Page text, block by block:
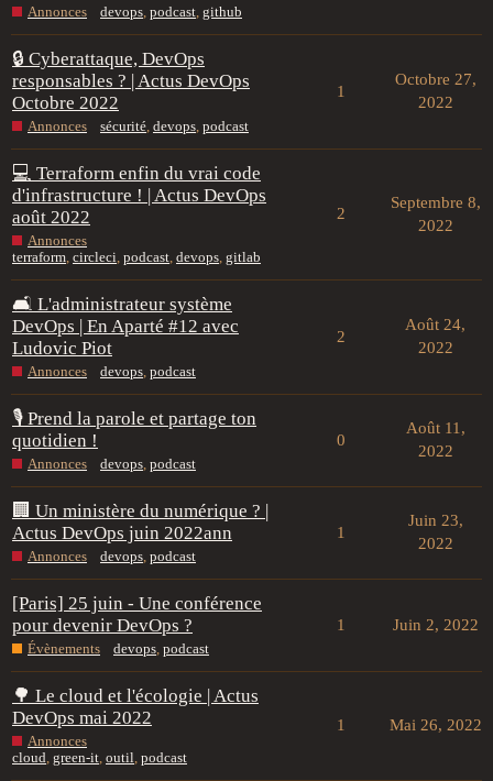
Annonces devops, podcast, github
🔒 Cyberattaque, DevOps
responsables ? | Actus DevOps
Octobre 2022
Annonces sécurité, devops, podcast
1
Octobre 27,
2022
💻 Terraform enfin du vrai code
d'infrastructure ! | Actus DevOps
août 2022
Annonces
terraform, circleci, podcast, devops, gitlab
2
Septembre 8,
2022
🛋️ L'administrateur système
DevOps | En Aparté #12 avec
Ludovic Piot
Annonces devops, podcast
2
Août 24,
2022
🎙️ Prend la parole et partage ton
quotidien !
Annonces devops, podcast
0
Août 11,
2022
🏢 Un ministère du numérique ? |
Actus DevOps juin 2022ann
Annonces devops, podcast
1
Juin 23,
2022
[Paris] 25 juin - Une conférence
pour devenir DevOps ?
Évènements devops, podcast
1 Juin 2, 2022
🌳 Le cloud et l'écologie | Actus
DevOps mai 2022
Annonces
cloud, green-it, outil, podcast
1 Mai 26, 2022